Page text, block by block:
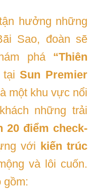
hưởng những
Sao, đoàn sẽ
phá “Thiên
tạiSun Premier
một khu vực nổi
những trải
20 điểm check-
với kiến trúc
và lôi cuốn.
gồm: